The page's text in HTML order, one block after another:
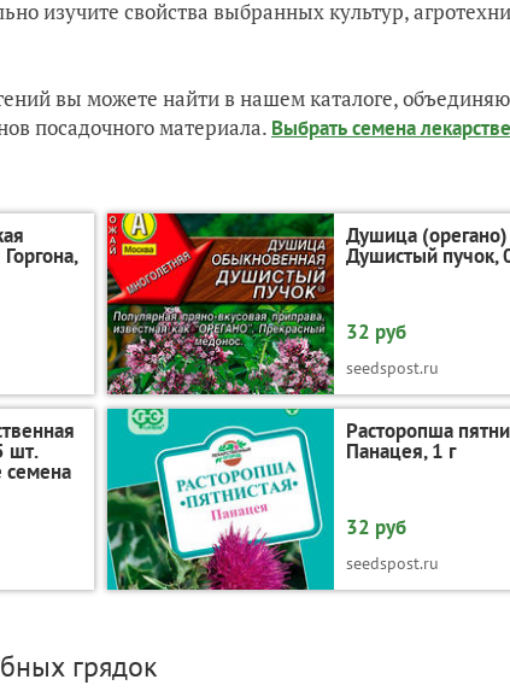
изучите свойства выбранных культур,
вы можете найти в нашем каталоге,
посадочного материала. Выбрать семена
Душица (орегано)
Душистый пучок,
32 руб
seedspost.ru
шт.
семена
Расторопша
Панацея, 1 г
32 руб
seedspost.ru
грядок